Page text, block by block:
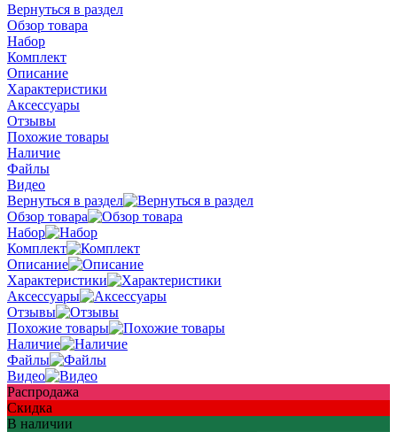
Вернуться в раздел
Обзор товара
Набор
Комплект
Описание
Характеристики
Аксессуары
Отзывы
Похожие товары
Наличие
Файлы
Видео
Вернуться в раздел
Обзор товара
Набор
Комплект
Описание
Характеристики
Аксессуары
Отзывы
Похожие товары
Наличие
Файлы
Видео
Распродажа
Скидка
В наличии